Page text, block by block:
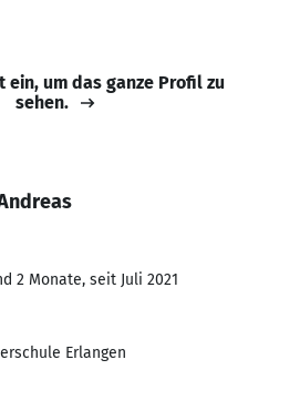
ein, um das ganze Profil zu
sehen.
2 Monate, seit Juli 2021
Erlangen